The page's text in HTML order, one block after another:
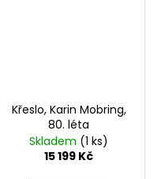
Křeslo, Karin Mobring,
80. léta
Skladem (1 ks)
15 199 Kč